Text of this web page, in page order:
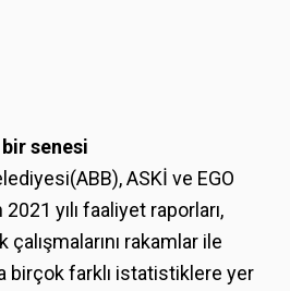
senesi
ASKİ ve EGO
yılı faaliyet raporları,
rakamlar ile
birçok farklı istatistiklere yer